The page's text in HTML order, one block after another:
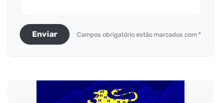
Enviar Campos obrigatório estão marcados com *